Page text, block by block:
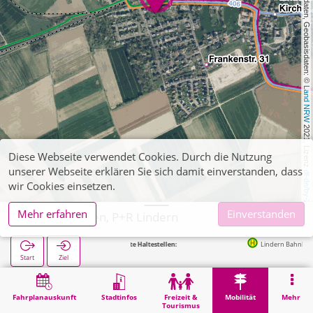
, Kartendaten, Geobasisdaten: ©
Land NRW
2021, Lizenz
dl-de/by-2-0
Fahrplanauskunft Stadtinfos
Freizeit &
Tourismus
Mobilität Mehr
Geilenkirchen, P+R Lindern
Start Ziel
Nächste Haltestellen: Lindern Bahnhof (Bus) in 65m
Mobilität Geilenkirchen, P+R Lindern
Diese Webseite verwendet Cookies. Durch die Nutzung
unserer Webseite erklären Sie sich damit einverstanden, dass
wir Cookies einsetzen.
Mehr erfahren
Einverstanden